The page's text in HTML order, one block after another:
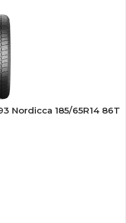
Nordicca 185/65R14 86T